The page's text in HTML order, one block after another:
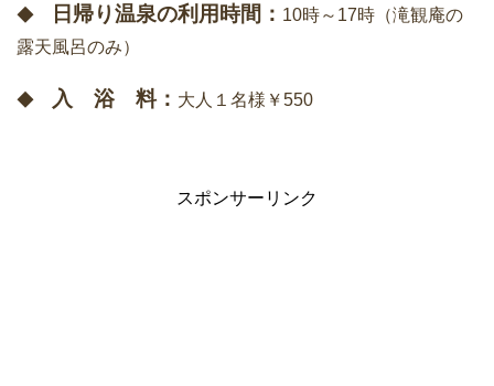
◆ 日帰り温泉の利用時間： 10時～17時（滝観庵の
露天風呂のみ）
◆ 入 浴 料： 大人１名様￥550
スポンサーリンク